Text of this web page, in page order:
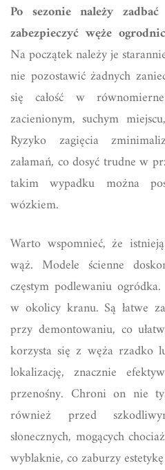
Po sezonie należy
zabezpieczyć węże
Na początek należy je
nie pozostawić żadnych
się całość w
zacienionym, suchym
Ryzyko zagięcia
załamań, co dosyć trudne w
takim wypadku można
wózkiem.
Warto wspomnieć, że
wąż. Modele ścienne
częstym podlewaniu
w okolicy kranu. Są łatwe
przy demontowaniu, co
korzysta się z węża rzadko
lokalizację, znacznie
przenośny. Chroni on nie
również przed
słonecznych, mogących
wyblaknie, co zaburzy